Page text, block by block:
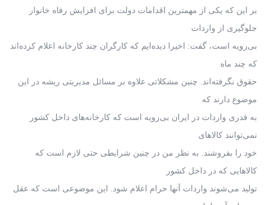
بر این که یکی از مهمترین اقدامات دولت برای افزایش رفاه خانوار
جلوگیری از واردات
بی‌رویه است، گفت: اخیرا دیده‌ایم که کارگران چند کارخانه اعلام کرده‌اند
که چند ماه
حقوق نگرفته‌اند. چنین مشکلاتی علاوه بر مسائل مدیریتی ریشه در این
موضوع دارند که
به قدری واردات در ایران بی‌رویه است که کارخانه‌های داخل کشور
نمی‌توانند کالاهای
خود را بفروشند. به نظر من در چنین شرایطی حتی لازم است که
کالاهایی که در داخل کشور
تولید می‌شوند واردات آنها حرام اعلام شود. این موضوعی است که عقل